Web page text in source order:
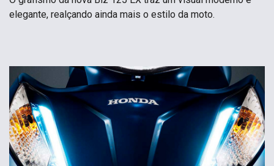
elegante, realçando ainda mais o estilo da moto.